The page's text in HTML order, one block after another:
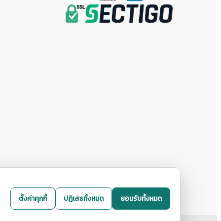
ตั้งค่าคุกกี้ ปฏิเสธทั้งหมด ยอมรับทั้งหมด